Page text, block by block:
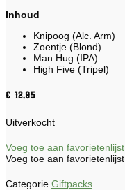
Inhoud
Knipoog (Alc. Arm)
Zoentje (Blond)
Man Hug (IPA)
High Five (Tripel)
€ 12,95
Uitverkocht
Voeg toe aan favorietenlijst
Voeg toe aan favorietenlijst
Categorie Giftpacks